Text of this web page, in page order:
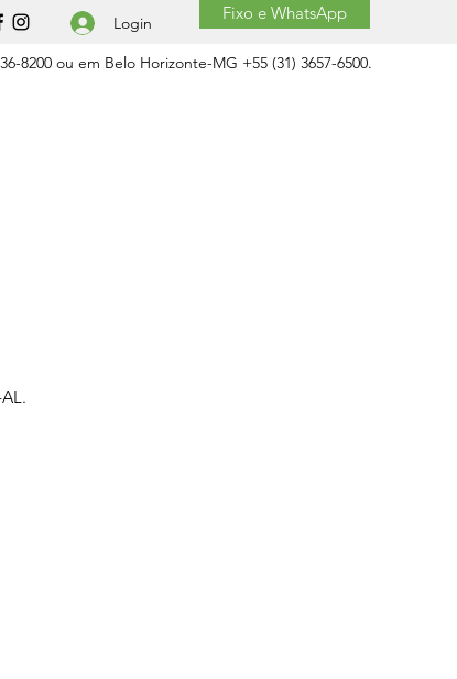
Login Fixo e WhatsApp
8200 ou em Belo Horizonte-MG +55 (31) 3657-6500.